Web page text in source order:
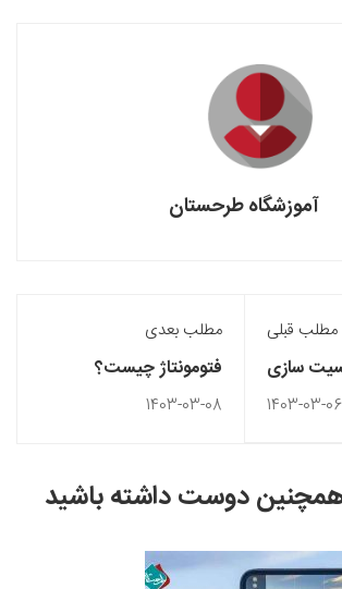
آموزشگاه طرحستان
مطلب قبلی
سازی
لباس
1403-03-06
مطلب بعدی
فتومونتاژ چیست؟
(آموزش تکنیک های
1403-03-08
دوست داشته باشید